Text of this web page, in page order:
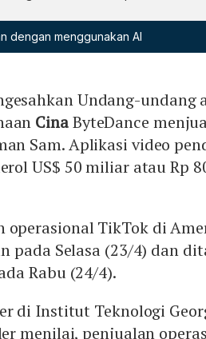
dengan menggunakan AI
Undang-undang
CinaByteDance
Sam. Aplikasi video
US$ 50 miliar atau Rp
operasional TikTok di
pada Selasa (23/4) dan
Rabu (24/4).
di Institut Teknologi
menilai, penjualan